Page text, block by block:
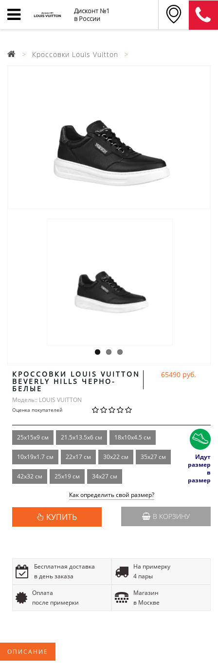
Дисконт №1
в России
Кроссовки Louis Vuitton
КРОССОВКИ LOUIS VUITTON
BEVERLY HILLS ЧЕРНО-
БЕЛЫЕ
Модель:: LOUIS VUITTON
Оценка покупателей
65490 руб.
25x15x9 см 21.5x13.5x6 см 18x10x4.5 см
10x19x1.7 см 22x17 см 30x22 см 35x27 см
42x32 см 25x19 см 34x27 см
Идут
размер
в
размер
Как определить свой размер?
КУПИТЬ В КОРЗИНУ
Бесплатная доставка
в день заказа
На примерку
4 пары
Оплата
после примерки
Магазин
в Москве
ОПИСАНИЕ